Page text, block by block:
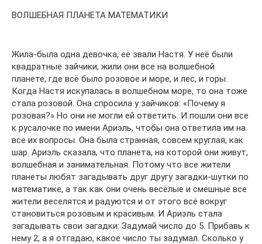
ВОЛШЕБНАЯ ПЛАНЕТА МАТЕМАТИКИ
Жила-была одна девочка, её звали Настя. У неё были
квадратные зайчики, жили они все на волшебной
планете, где всё было розовое и море, и лес, и горы.
Когда Настя искупалась в волшебном море, то она тоже
стала розовой. Она спросила у зайчиков: «Почему я
розовая?» Но они не могли ей ответить. И пошли они все
к русалочке по имени Ариэль, чтобы она ответила им на
все их вопросы. Она была странная, совсем круглая, как
шар. Ариэль сказала, что планета, на которой они живут,
волшебная и занимательная. Потому что все жители
планеты любят загадывать друг другу загадки-шутки по
математике, а так как они очень весёлые и смешные все
жители веселятся и радуются и от этого всё вокруг
становиться розовым и красивым. И Ариэль стала
загадывать свои загадки: Задумай число до 5. Прибавь к
нему 2, а я отгадаю, какое число ты задумал. Сколько у